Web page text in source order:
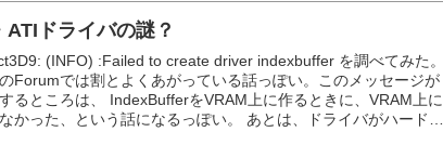
ATIドライバの謎？
(INFO) :Failed to create driver indexbuffer を調べてみた。
Forumでは割とよくあがっている話っぽい。このメッセージが
るところは、 IndexBufferをVRAM上に作るときに、VRAM上に
かった、という話になるっぽい。 あとは、ドライバがハードウ